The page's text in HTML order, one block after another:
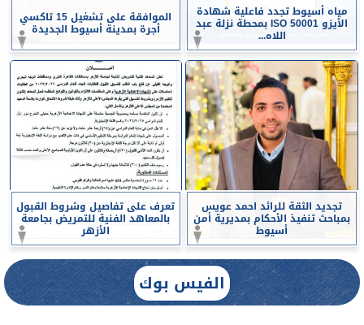
مياه أسيوط تجدد فاعلية شهادة
الأيزو ISO 50001 بمحطة نزلة عبد
اللاه...
الموافقة على تشغيل 15 تاكسي
أجرة بمدينة أسيوط الجديدة
تجديد الثقة للرائد احمد عويس
بمباحث تنفيذ الأحكام بمديرية أمن
أسيوط
تعرف على تفاصيل وشروط القبول
بالمعاهد الفنية للتمريض بجامعة
الأزهر
الفيس بوك